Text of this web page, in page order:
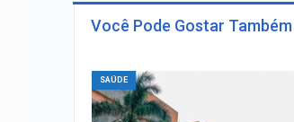
Você Pode Gostar Também
SAÚDE